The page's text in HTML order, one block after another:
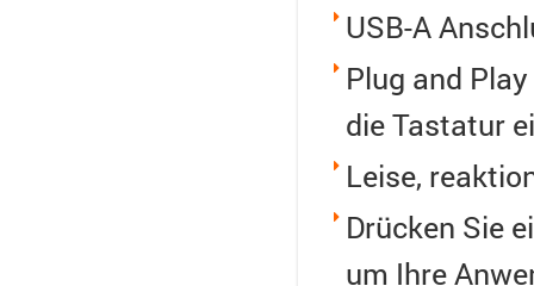
USB-A
Plug and
die Tastatur
Leise,
Drücken Sie
um Ihre